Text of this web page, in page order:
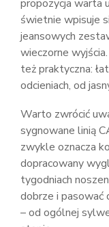
propozycja warta
świetnie wpisuje
jeansowych
wieczorne
też praktyczna:
odcieniach, od
Warto zwrócić
sygnowane linią
zwykle oznacza
dopracowany
tygodniach
dobrze i
– od ogólnej